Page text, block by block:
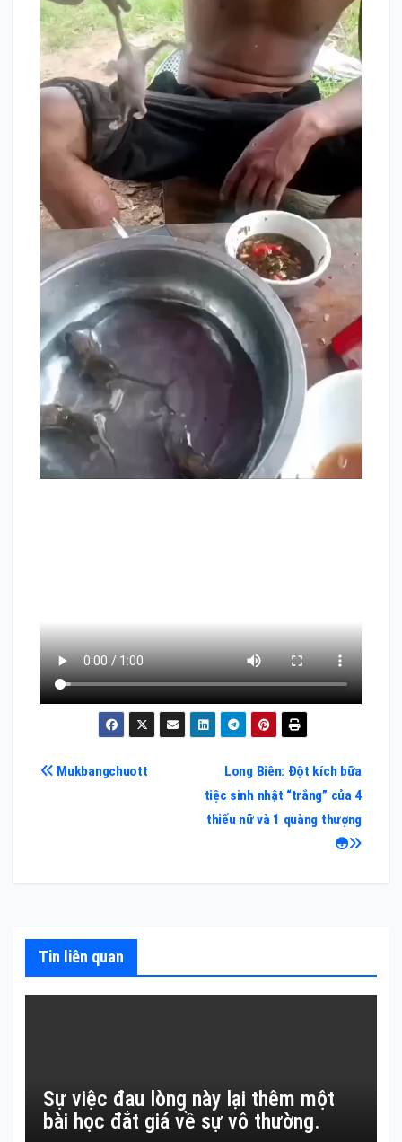
Điều
viết
Long Biên: Đột kích bữa
tiệc sinh nhật “trắng” của 4
thiếu nữ và 1 quàng thượng
😳
Mukbangchuott
Tin liên quan
Sự việc đau lòng này lại thêm một
bài học đắt giá về sự vô thường.